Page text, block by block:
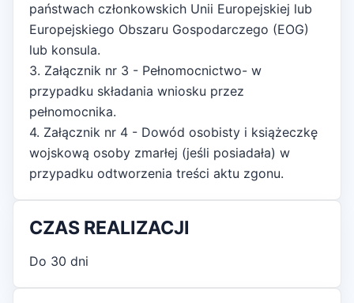
państwach członkowskich Unii Europejskiej lub
Europejskiego Obszaru Gospodarczego (EOG)
lub konsula.
3. Załącznik nr 3 - Pełnomocnictwo- w
przypadku składania wniosku przez
pełnomocnika.
4. Załącznik nr 4 - Dowód osobisty i książeczkę
wojskową osoby zmarłej (jeśli posiadała) w
przypadku odtworzenia treści aktu zgonu.
CZAS REALIZACJI
Do 30 dni